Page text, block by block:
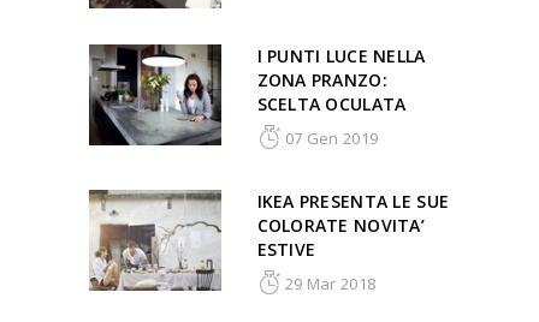
I PUNTI LUCE NELLA
ZONA PRANZO:
SCELTA OCULATA
07 Gen 2019
IKEA PRESENTA LE SUE
COLORATE NOVITA’
ESTIVE
29 Mar 2018